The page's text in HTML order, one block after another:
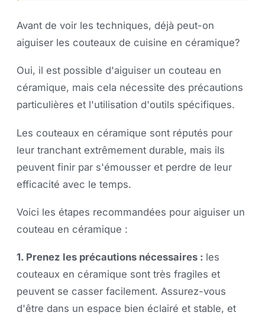
Avant de voir les techniques, déjà peut-on
aiguiser les couteaux de cuisine en céramique?
Oui, il est possible d'aiguiser un couteau en
céramique, mais cela nécessite des précautions
particulières et l'utilisation d'outils spécifiques.
Les couteaux en céramique sont réputés pour
leur tranchant extrêmement durable, mais ils
peuvent finir par s'émousser et perdre de leur
efficacité avec le temps.
Voici les étapes recommandées pour aiguiser un
couteau en céramique :
1. Prenez les précautions nécessaires : les
couteaux en céramique sont très fragiles et
peuvent se casser facilement. Assurez-vous
d'être dans un espace bien éclairé et stable, et